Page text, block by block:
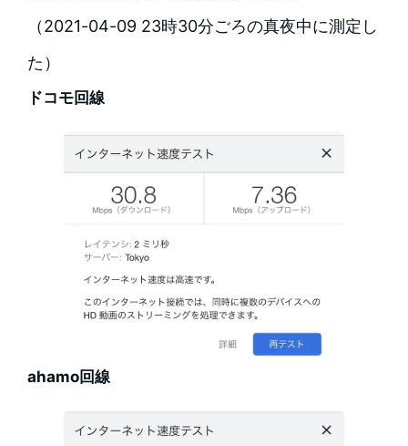
（2021-04-09 23時30分ごろの真夜中に測定し
た）
ドコモ回線
ahamo回線